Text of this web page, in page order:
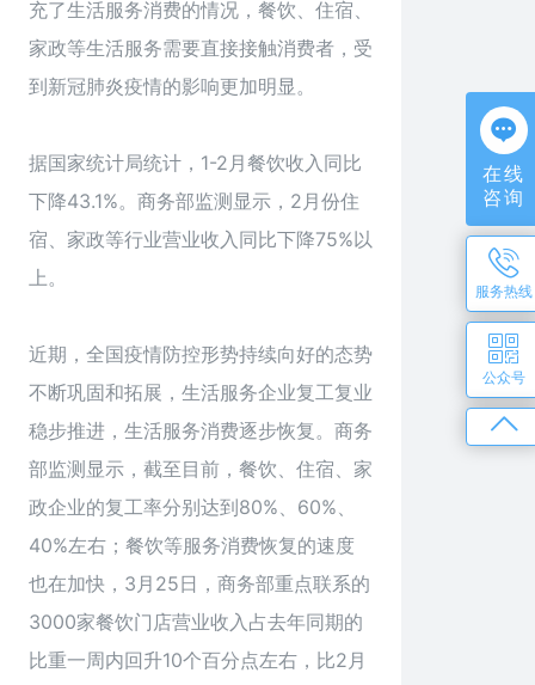
充了生活服务消费的情况，餐饮、住宿、
家政等生活服务需要直接接触消费者，受
到新冠肺炎疫情的影响更加明显。
据国家统计局统计，1-2月餐饮收入同比
下降43.1%。商务部监测显示，2月份住
宿、家政等行业营业收入同比下降75%以
上。
近期，全国疫情防控形势持续向好的态势
不断巩固和拓展，生活服务企业复工复业
稳步推进，生活服务消费逐步恢复。商务
部监测显示，截至目前，餐饮、住宿、家
政企业的复工率分别达到80%、60%、
40%左右；餐饮等服务消费恢复的速度
也在加快，3月25日，商务部重点联系的
3000家餐饮门店营业收入占去年同期的
比重一周内回升10个百分点左右，比2月
在线
咨询
服务热线
公众号